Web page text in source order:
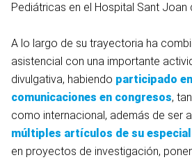
Pediátricas en el Hospital Sant Joan
A lo largo de su trayectoria ha
asistencial con una importante
divulgativa, habiendo participado
comunicaciones en congresos,
como internacional, además de ser
múltiples artículos de su
en proyectos de investigación,